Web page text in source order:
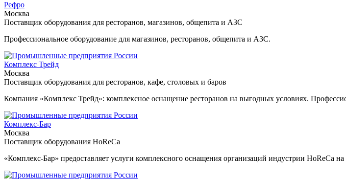
Рефро
Москва
Поставщик оборудования для ресторанов, магазинов, общепита и АЗС
Профессиональное оборудование для магазинов, ресторанов, общепита и АЗС.
Комплекс Трейд
Москва
Поставщик оборудования для ресторанов, кафе, столовых и баров
Компания «Комплекс Трейд»: комплексное оснащение ресторанов на выгодных условиях.
Комплекс-Бар
Москва
Поставщик оборудования HoReCa
«Комплекс-Бар» предоставляет услуги комплексного оснащения организаций индустрии HoReCa